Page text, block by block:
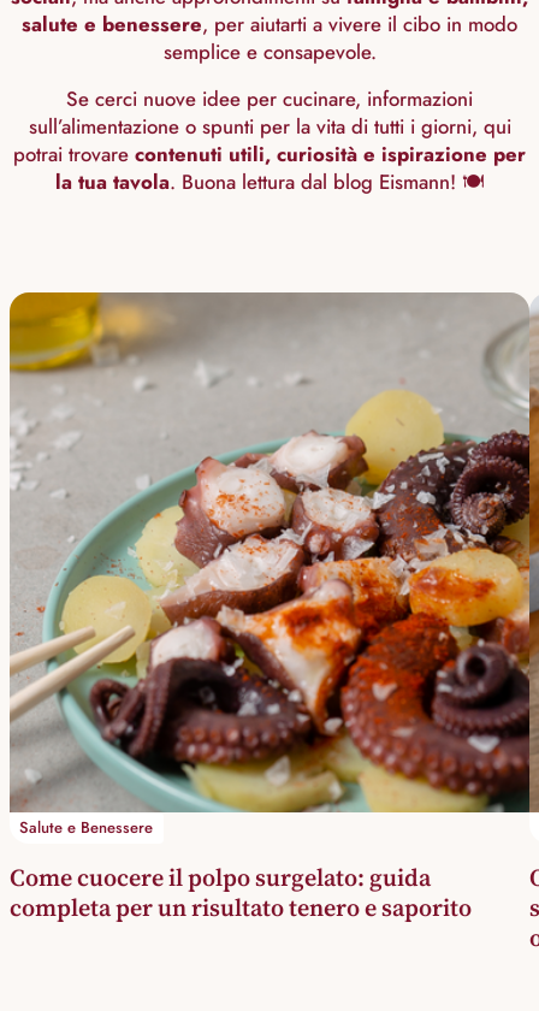
salute e benessere, per aiutarti a vivere il cibo in modo
semplice e consapevole.
Se cerci nuove idee per cucinare, informazioni
sull’alimentazione o spunti per la vita di tutti i giorni, qui
potrai trovare contenuti utili, curiosità e ispirazione per
la tua tavola. Buona lettura dal blog Eismann! 🍽️
Salute e Benessere
Come cuocere il polpo surgelato: guida
completa per un risultato tenero e saporito